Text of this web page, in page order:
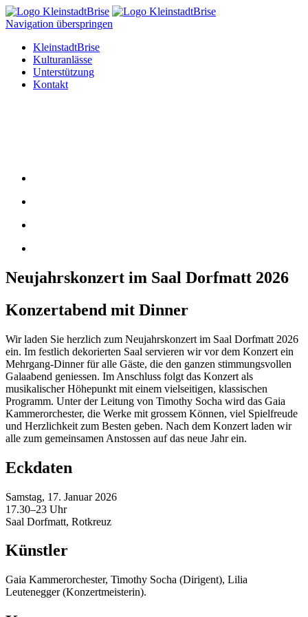
Navigation überspringen
KleinstadtBrise
Kulturanlässe
Unterstützung
Kontakt
Neujahrskonzert im Saal Dorfmatt 2026
Konzertabend mit Dinner
Wir laden Sie herzlich zum Neujahrskonzert im Saal Dorfmatt 2026
ein. Im festlich dekorierten Saal servieren wir vor dem Konzert ein
Mehrgang-Dinner für alle Gäste, die den ganzen stimmungsvollen
Galaabend geniessen. Im Anschluss folgt das Konzert als
musikalischer Höhepunkt mit einem vielseitigen, klassischen
Programm. Unter der Leitung von Timothy Socha wird das Gaia
Kammerorchester, die Werke mit grossem Können, viel Spielfreude
und Herzlichkeit zum Besten geben. Nach dem Konzert laden wir
alle zum gemeinsamen Anstossen auf das neue Jahr ein.
Eckdaten
Samstag, 17. Januar 2026
17.30–23 Uhr
Saal Dorfmatt, Rotkreuz
Künstler
Gaia Kammerorchester, Timothy Socha (Dirigent), Lilia
Leutenegger (Konzertmeisterin).